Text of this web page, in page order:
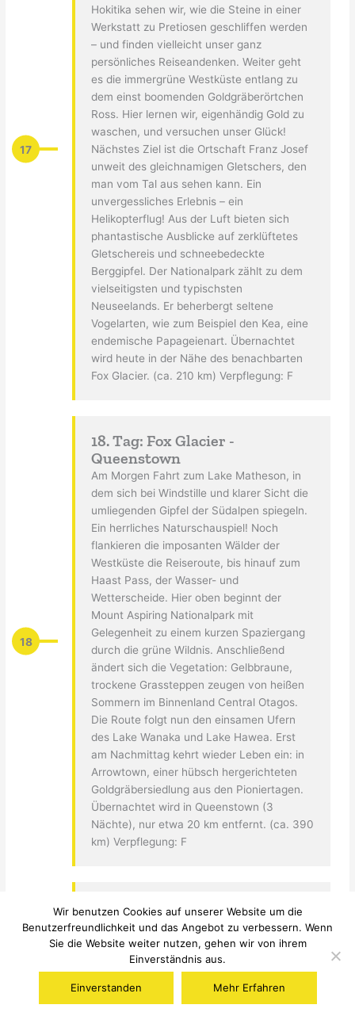
17
Hokitika sehen wir, wie die Steine in einer
Werkstatt zu Pretiosen geschliffen werden
– und finden vielleicht unser ganz
persönliches Reiseandenken. Weiter geht
es die immergrüne Westküste entlang zu
dem einst boomenden Goldgräberörtchen
Ross. Hier lernen wir, eigenhändig Gold zu
waschen, und versuchen unser Glück!
Nächstes Ziel ist die Ortschaft Franz Josef
unweit des gleichnamigen Gletschers, den
man vom Tal aus sehen kann. Ein
unvergessliches Erlebnis – ein
Helikopterflug! Aus der Luft bieten sich
phantastische Ausblicke auf zerklüftetes
Gletschereis und schneebedeckte
Berggipfel. Der Nationalpark zählt zu dem
vielseitigsten und typischsten
Neuseelands. Er beherbergt seltene
Vogelarten, wie zum Beispiel den Kea, eine
endemische Papageienart. Übernachtet
wird heute in der Nähe des benachbarten
Fox Glacier. (ca. 210 km) Verpflegung: F
18
18. Tag: Fox Glacier -
Queenstown
Am Morgen Fahrt zum Lake Matheson, in
dem sich bei Windstille und klarer Sicht die
umliegenden Gipfel der Südalpen spiegeln.
Ein herrliches Naturschauspiel! Noch
flankieren die imposanten Wälder der
Westküste die Reiseroute, bis hinauf zum
Haast Pass, der Wasser- und
Wetterscheide. Hier oben beginnt der
Mount Aspiring Nationalpark mit
Gelegenheit zu einem kurzen Spaziergang
durch die grüne Wildnis. Anschließend
ändert sich die Vegetation: Gelbbraune,
trockene Grassteppen zeugen von heißen
Sommern im Binnenland Central Otagos.
Die Route folgt nun den einsamen Ufern
des Lake Wanaka und Lake Hawea. Erst
am Nachmittag kehrt wieder Leben ein: in
Arrowtown, einer hübsch hergerichteten
Goldgräbersiedlung aus den Pioniertagen.
Übernachtet wird in Queenstown (3
Nächte), nur etwa 20 km entfernt. (ca. 390
km) Verpflegung: F
20. Tag: Queenstown (Milford
Sound)
In dem populären Ferienort urlauben wir in
der ersten Reihe: am Fuß imposanter
Hier kommt keine Langeweile auf,
Wir benutzen Cookies auf unserer Website um die
Benutzerfreundlichkeit und das Angebot zu verbessern. Wenn
Sie die Website weiter nutzen, gehen wir von ihrem
Einverständnis aus.
Einverstanden Mehr Erfahren